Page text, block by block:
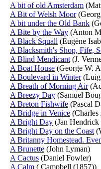
A bit of old Amsterdam
A Bit of Welsh Moor
A bit under the Old Bank
A Bite by the Way (Anton
A Black Squall (Eugène
A Blacksmith's Shop, Fife,
A Blind Mendicant (J.
A Boat House (George W.
A Boulevard in Winter
A Breath of Morning Air
A Breezy Day (Samuel
A Breton Fishwife (Pascal
A Bridge in Venice (Charles
A Bright Day (Jan Hendrick
A Bright Day on the Coast
A Britanny Homestead.
A Brunette (John Lyman)
A Cactus (Daniel Fowler)
A Calm ( Campbell (1857))